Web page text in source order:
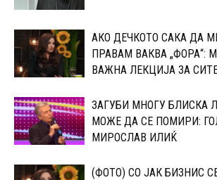
АКО ДЕЧКОТО САКА ДА
ПРАВАМ ВАКВА „ФОРА“:
ВАЖНА ЛЕКЦИЈА ЗА
ЗАГУБИ МНОГУ БЛИСКА
МОЖЕ ДА СЕ ПОМИРИ:
МИРОСЛАВ ИЛИЌ
(ФОТО) СО ЈАК БИЗНИС